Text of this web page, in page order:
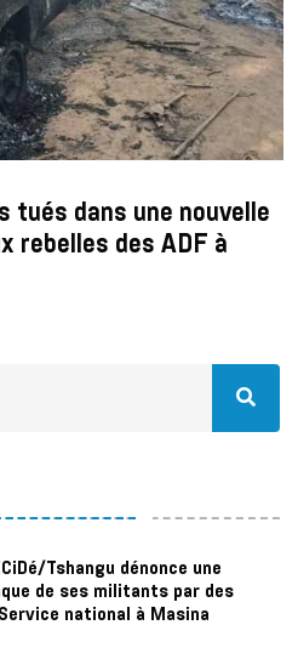
tués dans une nouvelle
rebelles des ADF à
Tshangu dénonce une
de ses militants par des
national à Masina